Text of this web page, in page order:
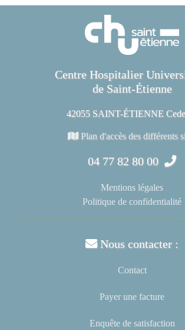
Centre Hospitalier
de Saint-Étienne
42055 SAINT-ÉTIENNE
Plan d'accès des différents
04 77 82 80 00
Mentions légales
Politique de confidentialité
Nous contacter :
Contact
Payer une facture
Enquête de satisfaction